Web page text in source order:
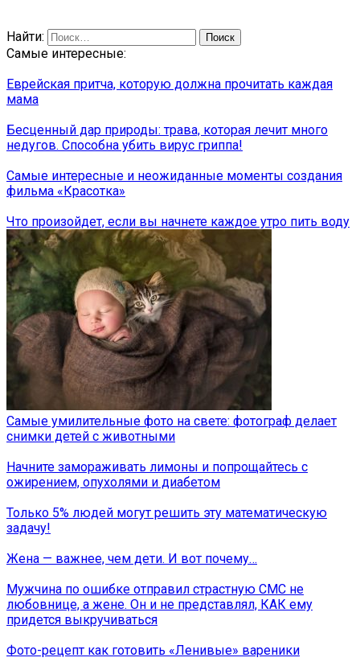
Найти:
Самые интересные:
Еврейская притча, которую должна прочитать каждая
мама
Бесценный дар природы: трава, которая лечит много
недугов. Способна убить вирус гриппа!
Самые интересные и неожиданные моменты создания
фильма «Красотка»
Что произойдет, если вы начнете каждое утро пить воду
Самые умилительные фото на свете: фотограф делает
снимки детей с животными
Начните замораживать лимоны и попрощайтесь с
ожирением, опухолями и диабетом
Только 5% людей могут решить эту математическую
задачу!
Жена — важнее, чем дети. И вот почему…
Мужчина по ошибке отправил страстную СМС не
любовнице, а жене. Он и не представлял, КАК ему
придется выкручиваться
Фото-рецепт как готовить «Ленивые» вареники